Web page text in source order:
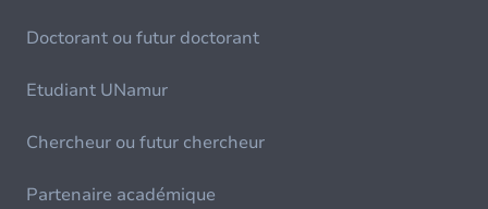
Doctorant ou futur doctorant
Etudiant UNamur
Chercheur ou futur chercheur
Partenaire académique